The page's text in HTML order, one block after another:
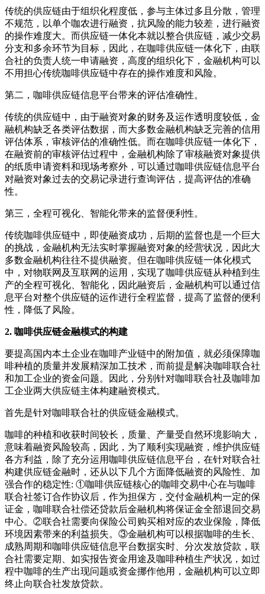
传统的供应链由于组织化程度低，参与主体过多且分散，管理
不规范，以单个咖农进行融资，抗风险的能力较差，进行融资
的操作难度大。而供应链一体化本就以整合供应链，减少交易
分支和多余环节为目标，因此，在咖啡供应链一体化下，由联
合社的负责人统一申请融资，高度的组织化下，金融机构可以
不用担心传统咖啡供应链中存在的操作难度和风险。
第二，咖啡供应链信息平台带来的评估准确性。
传统的供应链中，由于融资对象的财务及运作透明度较低，金
融机构缺乏各类评估数据，而大多数金融机构缺乏完善的信用
评估体系，审核评估的准确性低。而在咖啡供应链一体化下，
在融资前的审核评估过程中，金融机构除了审核融资对象提供
的纸质申请资料和现场考察外，可以通过咖啡供应链信息平台
对融资对象过去的交易记录进行查询评估，提高评估的准确
性。
第三，全程可视化、智能化带来的监督便利性。
传统咖啡供应链中，即使融资成功，后期的监督也是一个巨大
的挑战，金融机构无法实时掌握融资对象的经营状况，因此大
多数金融机构往往不提供融资。但在咖啡供应链一体化模式
中，对物联网及互联网的运用，实现了咖啡供应链从种植到生
产的全程可视化、智能化，因此融资后，金融机构可以通过信
息平台对整个供应链的运作进行全程监督，提高了监督的便利
性，降低了风险。
2. 咖啡供应链金融模式的构建
要提高国内本土企业在咖啡产业链中的附加值，就必须保障咖
啡种植的质量并发展精深加工技术，而前提是解决咖啡联合社
和加工企业的资金问题。因此，分别针对咖啡联合社及咖啡加
工企业两大供应链主体构建融资模式。
首先是针对咖啡联合社的供应链金融模式。
咖啡的种植和收获时间较长，质量、产量受自然环境影响大，
意味着融资风险较高，因此，为了顺利实现融资，维护供应链
各方利益，除了充分运用咖啡供应链信息平台，在针对联合社
构建供应链金融时，还从以下几个方面降低融资的风险性、加
强合作的稳定性: ①咖啡供应链核心的咖啡交易中心在与咖啡
联合社签订合作协议后，作为担保方，交付金融机构一定的保
证金，咖啡联合社偿还贷款后金融机构将保证金全部退回交易
中心。②联合社需要向保险公司购买相对应的农业保险，降低
环境因素带来的利益损失。③金融机构可以根据咖啡的生长、
成熟周期和咖啡供应链信息平台数据实时、分次发放贷款，联
合社需要定期、如实报告资金用途及咖啡种植生产状况，如过
程中咖啡的生产出现问题或资金挪作他用，金融机构可以立即
终止向联合社发放贷款。